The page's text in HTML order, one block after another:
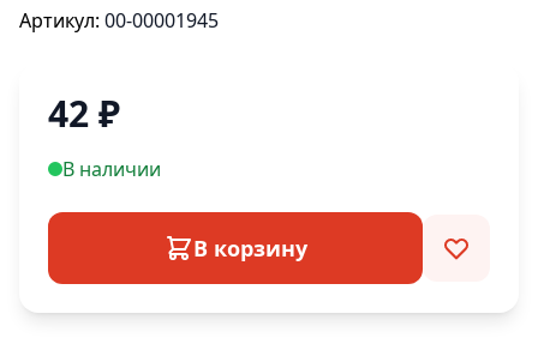
Артикул: 00-00001945
42₽
В наличии
В корзину